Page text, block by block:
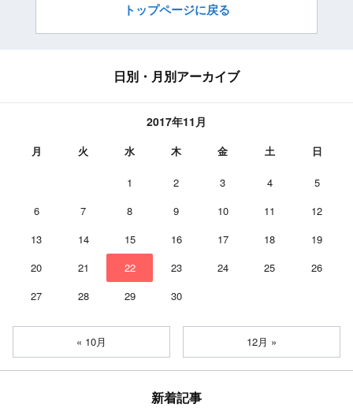
トップページに戻る
日別・月別アーカイブ
2017年11月
月 火 水 木 金 土 日
1 2 3 4
5
6
7 8 9 10 11
12
13
14 15 16 17 18
19
20
21 22 23 24 25
26
27
28 29 30
« 10月 12月 »
新着記事